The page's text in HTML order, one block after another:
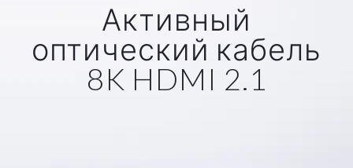
Активный
оптический кабель
8K HDMI 2.1